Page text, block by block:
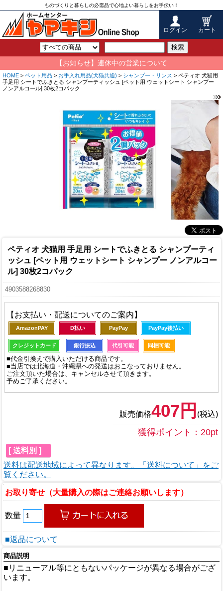
ものづくりと暮らしの必需品で心地よい暮らしをお手伝い！
ログイン カート
検索
【お知らせ】連休中の営業について
HOME > ペット用品 > お手入れ用品(犬猫共通) > シャンプー・リンス > ペティオ 犬猫用
手足用 シートでふきとる シャンプーティッシュ [ペット用 ウェットシート シャンプー
ノンアルコール] 30枚2コパック
ペティオ 犬猫用 手足用 シートでふきとる シャンプーティ
ッシュ [ペット用 ウェットシート シャンプー ノンアルコー
ル] 30枚2コパック
4903588268830
【お支払い・配送についてのご案内】
AmazonPAY D払い PayPay PayPay後払い
クレジットカード 銀行振込 代引可能 同梱可能
■代金引換えで購入いただける商品です。
■当店では北海道・沖縄県への発送はおこなっておりません。
ご注文頂いた場合は、キャンセルさせて頂きます。
予めご了承ください。
販売価格407円 (税込)
獲得ポイント：20pt
[ 送料別 ]
送料は配送地域によって異なります。「送料について」をご
覧ください。
お取り寄せ（大量購入の際はご連絡お願いします）
数量
■返品について
商品説明
■リニューアル等にともないパッケージが異なる場合がござ
います。